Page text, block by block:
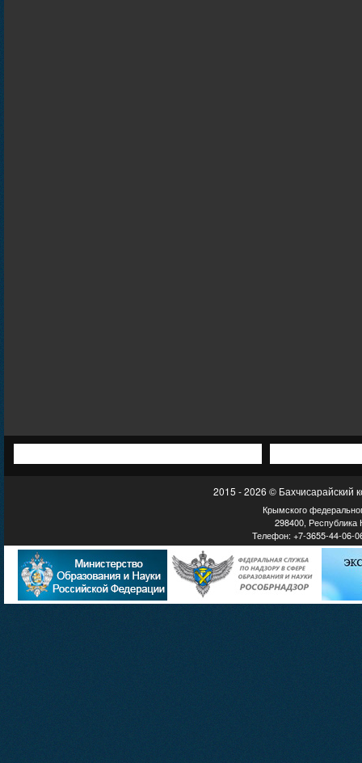
2015 - 2026 © Бахчисарайский
Крымского
298400, Республика
Телефон: +7-3655-44-06-